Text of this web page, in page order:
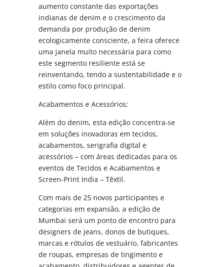
aumento constante das exportações
indianas de denim e o crescimento da
demanda por produção de denim
ecologicamente consciente, a feira oferece
uma janela muito necessária para como
este segmento resiliente está se
reinventando, tendo a sustentabilidade e o
estilo como foco principal.
Acabamentos e Acessórios:
Além do denim, esta edição concentra-se
em soluções inovadoras em tecidos,
acabamentos, serigrafia digital e
acessórios – com áreas dedicadas para os
eventos de Tecidos e Acabamentos e
Screen-Print India – Têxtil.
Com mais de 25 novos participantes e
categorias em expansão, a edição de
Mumbai será um ponto de encontro para
designers de jeans, donos de butiques,
marcas e rótulos de vestuário, fabricantes
de roupas, empresas de tingimento e